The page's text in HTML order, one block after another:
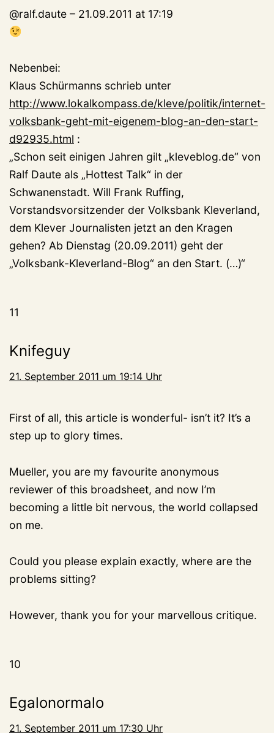
@ralf.daute – 21.09.2011 at 17:19
Nebenbei:
Klaus Schürmanns schrieb unter
http://www.lokalkompass.de/kleve/politik/internet-
volksbank-geht-mit-eigenem-blog-an-den-start-
d92935.html :
„Schon seit einigen Jahren gilt „kleveblog.de“ von
Ralf Daute als „Hottest Talk“ in der
Schwanenstadt. Will Frank Ruffing,
Vorstandsvorsitzender der Volksbank Kleverland,
dem Klever Journalisten jetzt an den Kragen
gehen? Ab Dienstag (20.09.2011) geht der
„Volksbank-Kleverland-Blog“ an den Start. (…)“
11
Knifeguy
21. September 2011 um 19:14 Uhr
First of all, this article is wonderful- isn’t it? It’s a
step up to glory times.
Mueller, you are my favourite anonymous
reviewer of this broadsheet, and now I’m
becoming a little bit nervous, the world collapsed
on me.
Could you please explain exactly, where are the
problems sitting?
However, thank you for your marvellous critique.
10
Egalonormalo
21. September 2011 um 17:30 Uhr